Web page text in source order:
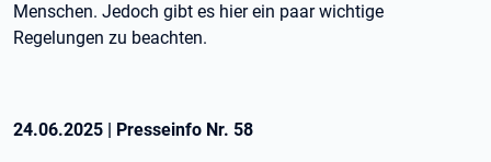
Menschen. Jedoch gibt es hier ein paar wichtige
Regelungen zu beachten.
24.06.2025 | Presseinfo Nr. 58